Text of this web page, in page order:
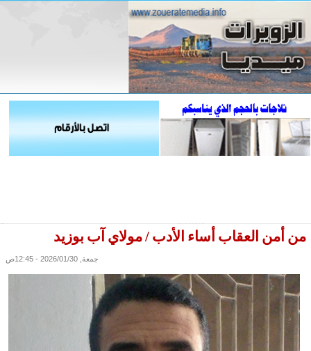
من أمن العقاب أساء الأدب / مولاي آب بوزيد
جمعة, 2026/01/30 - 12:45ص